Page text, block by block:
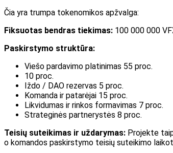
Čia yra trumpa tokenomikos apžvalga:
Fiksuotas bendras tiekimas: 100 000 000
Paskirstymo struktūra:
Viešo pardavimo platinimas 55 proc.
10 proc.
Iždo / DAO rezervas 5 proc.
Komanda ir patarėjai 15 proc.
Likvidumas ir rinkos formavimas 7 proc.
Strateginės partnerystės 8 proc.
Teisių suteikimas ir uždarymas: Projekte
o komandos paskirstymo teisių suteikimo